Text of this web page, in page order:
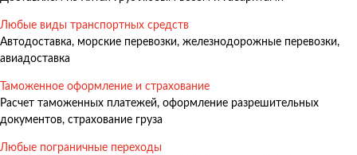
Морские и речные перевозки
Авиадоставка
Негабаритные перевозки
Комплексные логистические решения
Любые виды транспортных средств
Автодоставка, морские перевозки, железнодорожные перевозки,
авиадоставка
Таможенное оформление и страхование
Расчет таможенных платежей, оформление разрешительных
документов, страхование груза
Любые пограничные переходы